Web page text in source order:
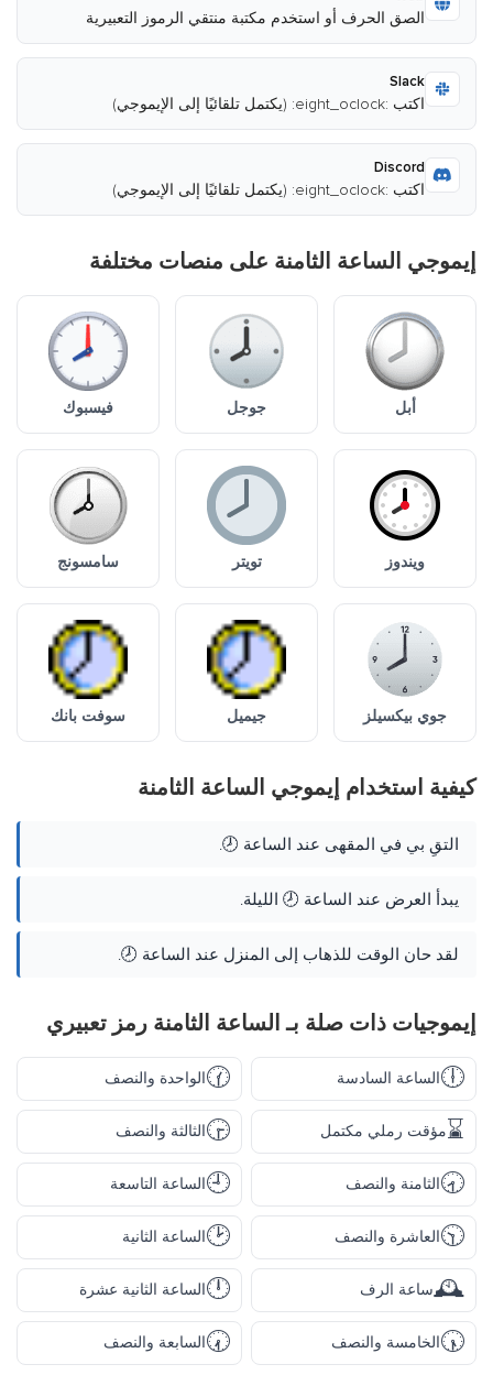
الصق الحرف أو استخدم مكتبة منتقي الرموز التعبيرية
Slack
اكتب :eight_oclock: (يكتمل تلقائيًا إلى الإيموجي)
Discord
اكتب :eight_oclock: (يكتمل تلقائيًا إلى الإيموجي)
إيموجي الساعة الثامنة على منصات مختلفة
أبل جوجل فيسبوك
ويندوز تويتر سامسونج
جوي بيكسيلز جيميل سوفت بانك
كيفية استخدام إيموجي الساعة الثامنة
التقِ بي في المقهى عند الساعة 🕗.
يبدأ العرض عند الساعة 🕗 الليلة.
لقد حان الوقت للذهاب إلى المنزل عند الساعة 🕗.
إيموجيات ذات صلة بـ الساعة الثامنة رمز تعبيري
🕕الساعة السادسة 🕜الواحدة والنصف
⌛مؤقت رملي مكتمل 🕞الثالثة والنصف
🕣الثامنة والنصف 🕘الساعة التاسعة
🕥العاشرة والنصف 🕑الساعة الثانية
🕰️ساعة الرف 🕛الساعة الثانية عشرة
🕠الخامسة والنصف 🕢السابعة والنصف